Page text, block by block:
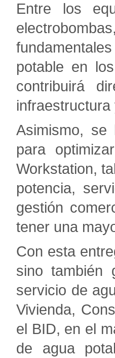
Entre los
potable en
contribuirá
Asimismo, se
para
Workstation,
potencia,
gestión
tener una
Con esta
sino también
servicio de
Vivienda,
el BID, en el
de agua